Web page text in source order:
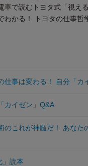
車で読むトヨタ式「視え
わかる！ トヨタの仕事
事は変わる！ 自分「カ
カイゼン」Q&A
これが神髄だ！ あなた
」読本